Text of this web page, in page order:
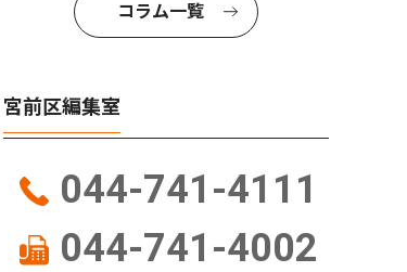
コラム一覧
宮前区編集室
044-741-4111
044-741-4002